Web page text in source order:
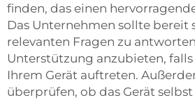
finden, das einen
Das Unternehmen sollte bereit
relevanten Fragen zu
Unterstützung anzubieten,
Ihrem Gerät auftreten.
überprüfen, ob das Gerät